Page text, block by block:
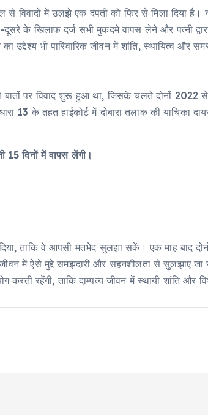
से विवादों में उलझे एक दंपती को फिर से मिला दिया
के खिलाफ दर्ज सभी मुकदमे वापस लेने और पत्नी
उद्देश्य भी पारिवारिक जीवन में शांति, स्थायित्व और
सी बातों पर विवाद शुरू हुआ था, जिसके चलते दोनों
13 के तहत हाईकोर्ट में दोबारा तलाक की याचिका
दिनों में वापस लेंगी।
ताकि वे आपसी मतभेद सुलझा सकें। एक माह बाद
में ऐसे मुद्दे समझदारी और सहनशीलता से सुलझाए जा
रहेंगी, ताकि दाम्पत्य जीवन में स्थायी शांति और